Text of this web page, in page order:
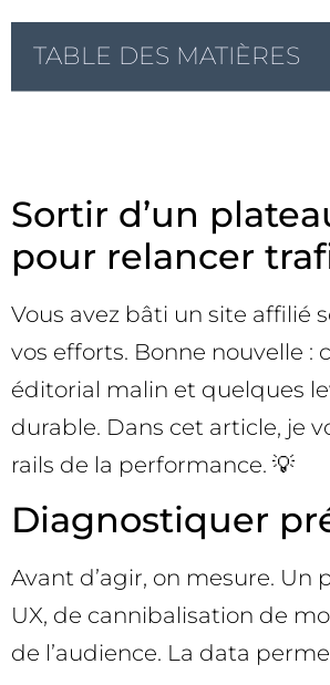
TABLE DES MATIÈRES
Sortir d’un
pour relancer
Vous avez bâti un site affilié
vos efforts. Bonne nouvelle
éditorial malin et quelques
durable. Dans cet article, je
rails de la performance. 💡
Diagnostiquer
Avant d’agir, on mesure. Un
UX, de cannibalisation de
de l’audience. La data